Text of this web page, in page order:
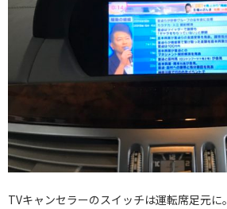
TVキャンセラーのスイッチは運転席足元に。